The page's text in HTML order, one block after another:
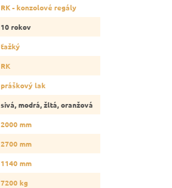
RK - konzolové regály
10 rokov
ťažký
RK
práškový lak
sivá, modrá, žltá, oranžová
2000 mm
2700 mm
1140 mm
7200 kg